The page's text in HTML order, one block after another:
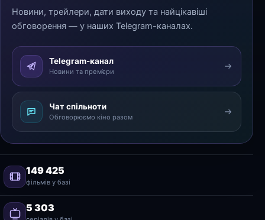
Новини, трейлери, дати виходу та найцікавіші
обговорення — у наших Telegram-каналах.
Telegram-канал
Новини та прем’єри
Чат спільноти
Обговорюємо кіно разом
149 425
фільмів у базі
5 303